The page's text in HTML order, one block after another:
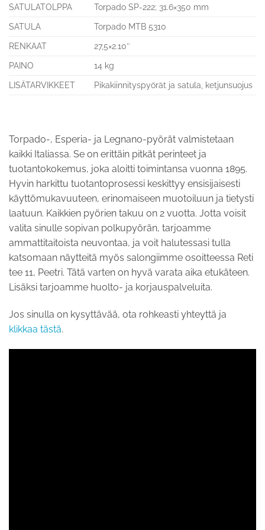
SATULATOLPPA
Torpado SP-222; 31.6×350 mm
SATULA
Torpado MTB 5310
RENKAAT
27,5×2.10″
PAINO
14 kg
LISÄTARVIKKEET
Pikakiinnityspyörät ja satula, ketjunsuojus
Torpado-, Esperia- ja Legnano-pyörät valmistetaan
kaikki Italiassa. Se on erittäin pitkät perinteet ja
tuotantokokemus, joka aloitti toimintansa vuonna 1895.
Hyvin harkittu tuotantoprosessi keskittyy ensisijaisesti
käyttömukavuuteen, erinomaiseen muotoiluun ja tietysti
laatuun. Kaikkien pyörien takuu on 2 vuotta. Jotta voisit
valita sinulle sopivan polkupyörän, tarjoamme
ammattitaitoista neuvontaa, ja voit halutessasi tulla
katsomaan näytteitä myös salongiimme osoitteessa Reti
tee 11, Peetri. Tätä varten on hyvä varata aika etukäteen.
Lisäksi tarjoamme huolto- ja korjauspalveluita.
Jos sinulla on kysyttävää, ota rohkeasti yhteyttä ja
klikkaa tästä.